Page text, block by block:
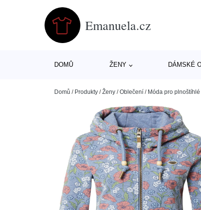
Emanuela.cz
DOMŮ ŽENY DÁMSKÉ
Domů / Produkty /Ženy /Oblečení / Móda pro plnoštíhlé